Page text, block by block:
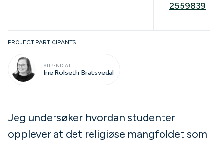
2559839
PROJECT PARTICIPANTS
STIPENDIAT
Ine Rolseth Bratsvedal
Jeg undersøker hvordan studenter
opplever at det religiøse mangfoldet som